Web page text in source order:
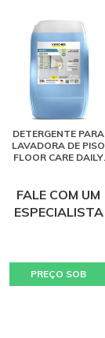
DETERGENTE PARA
LAVADORA DE PISO
FLOOR CARE DAILY
FALE COM UM
ESPECIALISTA
PREÇO SOB